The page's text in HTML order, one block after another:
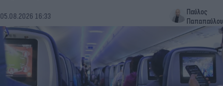
05.08.2026 16:33
Παύλος
Παπαπαύλου